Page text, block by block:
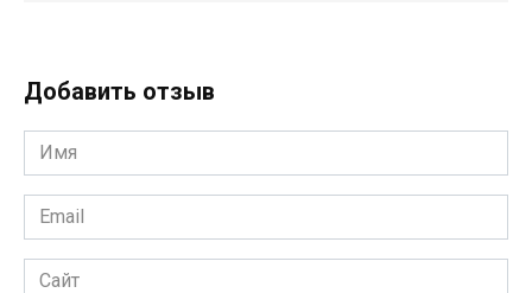
Добавить отзыв
Имя
*
Email
*
Сайт